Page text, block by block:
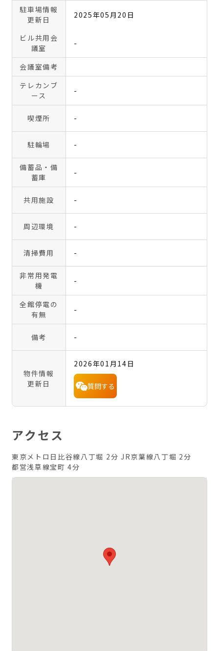
駐車場情報
更新日
2025年05月20日
ビル共用会
議室
-
会議室備考
テレカンブ
ース
-
喫煙所 -
駐輪場 -
備蓄品・備
蓄庫
-
共用施設 -
周辺環境 -
清掃費用 -
非常用発電
機
-
全館停電の
有無
-
備考 -
物件情報
更新日
2026年01月14日
質問する
アクセス
東京メトロ日比谷線八丁堀 2分 JR京葉線八丁堀 2分
都営浅草線宝町 4分